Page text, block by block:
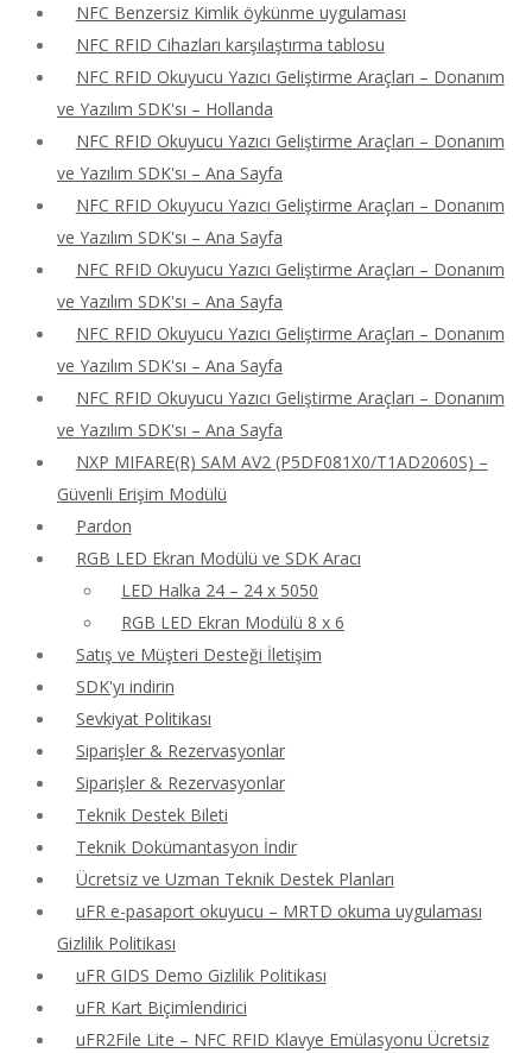
NFC Benzersiz Kimlik öykünme uygulaması
NFC RFID Cihazları karşılaştırma tablosu
NFC RFID Okuyucu Yazıcı Geliştirme Araçları – Donanım
ve Yazılım SDK'sı – Hollanda
NFC RFID Okuyucu Yazıcı Geliştirme Araçları – Donanım
ve Yazılım SDK'sı – Ana Sayfa
NFC RFID Okuyucu Yazıcı Geliştirme Araçları – Donanım
ve Yazılım SDK'sı – Ana Sayfa
NFC RFID Okuyucu Yazıcı Geliştirme Araçları – Donanım
ve Yazılım SDK'sı – Ana Sayfa
NFC RFID Okuyucu Yazıcı Geliştirme Araçları – Donanım
ve Yazılım SDK'sı – Ana Sayfa
NFC RFID Okuyucu Yazıcı Geliştirme Araçları – Donanım
ve Yazılım SDK'sı – Ana Sayfa
NXP MIFARE(R) SAM AV2 (P5DF081X0/T1AD2060S) –
Güvenli Erişim Modülü
Pardon
RGB LED Ekran Modülü ve SDK Aracı
LED Halka 24 – 24 x 5050
RGB LED Ekran Modülü 8 x 6
Satış ve Müşteri Desteği İletişim
SDK'yı indirin
Sevkiyat Politikası
Siparişler & Rezervasyonlar
Siparişler & Rezervasyonlar
Teknik Destek Bileti
Teknik Dokümantasyon İndir
Ücretsiz ve Uzman Teknik Destek Planları
uFR e-pasaport okuyucu – MRTD okuma uygulaması
Gizlilik Politikası
uFR GIDS Demo Gizlilik Politikası
uFR Kart Biçimlendirici
uFR2File Lite – NFC RFID Klavye Emülasyonu Ücretsiz